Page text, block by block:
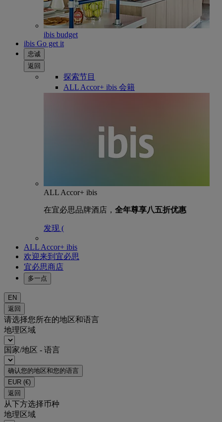
ibis budget
ibis Go get it
忠诚
返回
探索节目
ALL Accor+ ibis 会籍
ALL Accor+ ibis
在宜必思品牌酒店， 全年尊享八五折优惠
发现 (
ALL Accor+ ibis
欢迎来到宜必思
宜必思商店
多一点
EN
返回
请选择您所在的地区和语言
地理区域
国家/地区 - 语言
确认您的地区和您的语言
EUR (€)
返回
从下方选择币种
地理区域